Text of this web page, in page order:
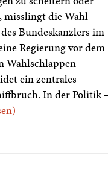
misslingt die Wahl
Bundeskanzlers im
Regierung vor dem
Wahlschlappen
ein zentrales
In der Politik